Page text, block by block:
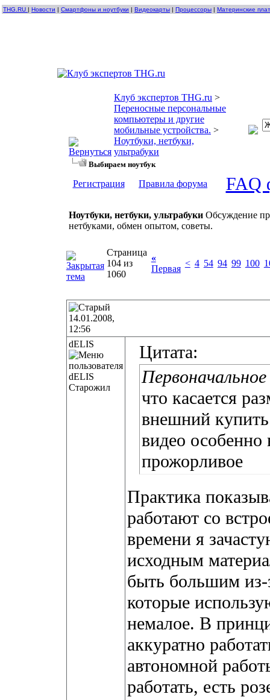
THG.RU | Новости | Смартфоны и ноутбуки | Видеокарты | Процессоры | Материнские
Клуб экспертов THG.ru >
Переносные персональные
компьютеры и другие
мобильные устройства. >
Ноутбуки, нетбуки,
ультрабуки
Выбираем ноутбук
Регистрация Правила форума FAQ
Ноутбуки, нетбуки, ультрабуки Обсуждение
нетбуками, обмен опытом, советы.
Страница
104 из
1060
«
Первая
< 4 54 94 99 100
14.01.2008,
12:56
dELIS
Старожил
Цитата:
что касается
внешний купить
видео
прожорливое
Практика
работают со
времени я
исходным
быть большим из-
которые
немалое. В
аккуратно
автономной
работать, есть